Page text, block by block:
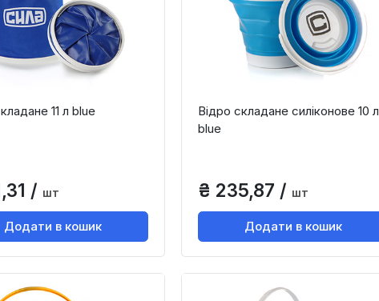
11 л blue
/ шт
Додати в кошик
Відро складане силіконове 10 л
blue
₴ 235,87 / шт
Додати в кошик